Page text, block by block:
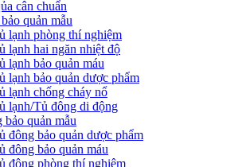
cân chuẩn
quản mẫu
lạnh phòng thí nghiệm
lạnh hai ngăn nhiệt độ
lạnh bảo quản máu
lạnh bảo quản dược phẩm
lạnh chống cháy nổ
lạnh/Tủ đông di động
bảo quản mẫu
đông bảo quản dược phẩm
đông bảo quản máu
đông phòng thí nghiệm